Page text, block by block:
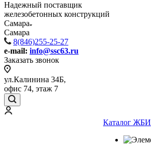
Надежный поставщик
железобетонных конструкций
Самара
Самара
8(846)255-25-27
e-mail: info@ssc63.ru
Заказать звонок
ул.Калинина 34Б,
офис 74, этаж 7
Каталог ЖБИ